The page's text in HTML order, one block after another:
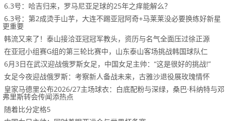
6.3号：哈吉归来，罗马尼亚足球的25年之痒能解么？
6.3号：第2成烫手山芋，大连不踢亚冠阿奇+马莱莱没必要换练好新星
更重要
韩流又来了！泰山接洽亚冠冠军教头，资历与名气全面压过徐正源
在亚冠小组赛G组的第三轮比赛中，山东泰山客场挑战韩国球队仁
6月3日在武汉迎战俄罗斯女足，中国女足主帅：“这是很好的挑战!”
女足今夜迎战俄罗斯：考察新人备战未来，古雅沙退役展玫瑰情怀
皇家马德里公布2026/27主场球衣：白底配粉与深绿，桑巴·科纳特与邓
弗里斯转会传闻添热点
随着比分定格5